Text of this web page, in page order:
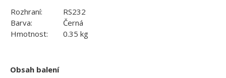
Rozhraní:
RS232
Barva:
Černá
Hmotnost:
0.35 kg
Obsah balení